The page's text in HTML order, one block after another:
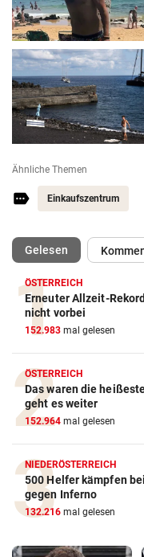
Ähnliche Themen
Einkaufszentrum
Gelesen(ausgewählt)
ÖSTERREICH
Erneuter Allzeit-
nicht vorbei
152.983 mal gelesen
ÖSTERREICH
Das waren die
geht es weiter
152.964 mal gelesen
NIEDERÖSTERREICH
500 Helfer kämpfen
gegen Inferno
132.216 mal gelesen